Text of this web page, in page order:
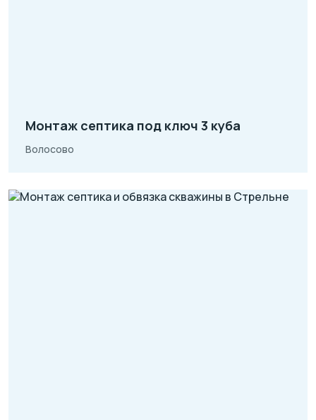
Монтаж септика под ключ 3 куба
Волосово